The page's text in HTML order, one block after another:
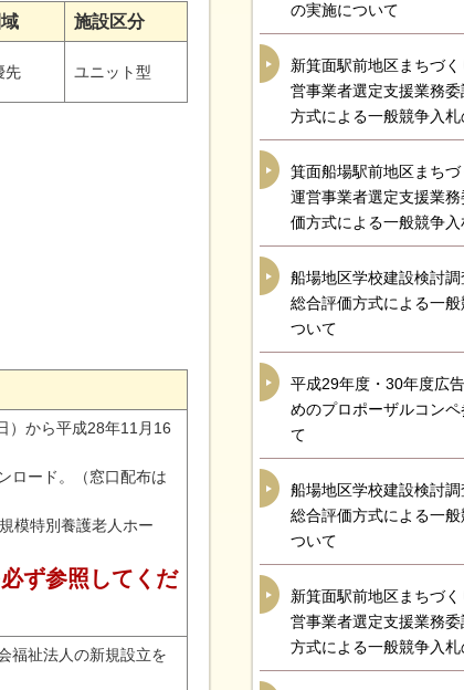
施設区分
先 ユニット型
）から平成28年11月16
ロード。（窓口配布は
模特別養護老人ホー
ず参照してくだ
福祉法人の新規設立を
の実施について
新箕面駅前地区まちづ
営事業者選定支援業務
方式による一般競争入
箕面船場駅前地区まち
運営事業者選定支援業
価方式による一般競争
船場地区学校建設検討
総合評価方式による一
ついて
平成29年度・30年度広
めのプロポーザルコン
て
船場地区学校建設検討
総合評価方式による一
ついて
新箕面駅前地区まちづ
営事業者選定支援業務
方式による一般競争入